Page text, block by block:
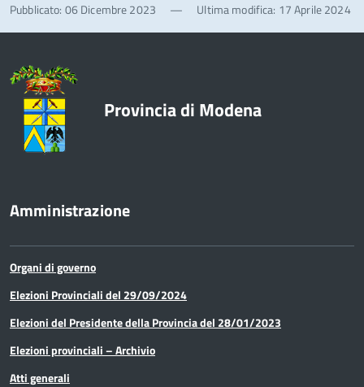
Pubblicato: 06 Dicembre 2023 — Ultima modifica: 17 Aprile 2024
Provincia di Modena
Amministrazione
Organi di governo
Elezioni Provinciali del 29/09/2024
Elezioni del Presidente della Provincia del 28/01/2023
Elezioni provinciali – Archivio
Atti generali